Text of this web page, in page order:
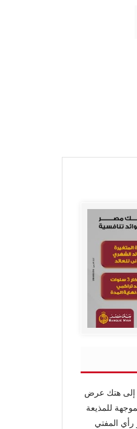
إلى هتك عرض
للمذيعة
رأي المفتي